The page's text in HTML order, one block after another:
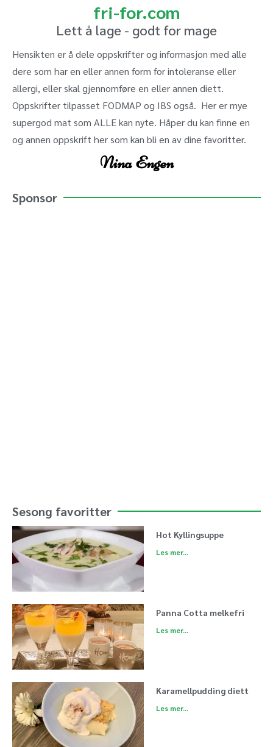
fri-for.com
Lett å lage - godt for mage
Hensikten er å dele oppskrifter og informasjon med alle
dere som har en eller annen form for intoleranse eller
allergi, eller skal gjennomføre en eller annen diett.
Oppskrifter tilpasset FODMAP og IBS også. Her er mye
supergod mat som ALLE kan nyte. Håper du kan finne en
og annen oppskrift her som kan bli en av dine favoritter.
Nina Engen
Sponsor
Sesong favoritter
Hot Kyllingsuppe
Les mer...
Panna Cotta melkefri
Les mer...
Karamellpudding diett
Les mer...